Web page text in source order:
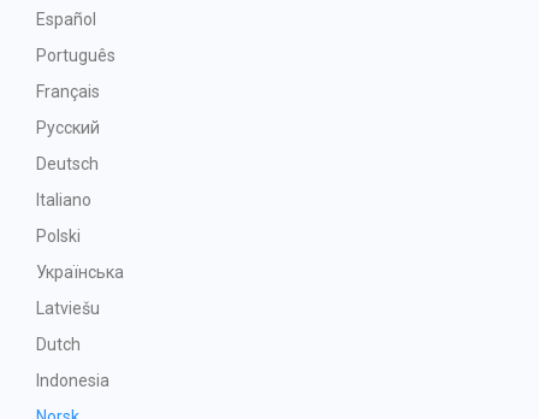
Español
Português
Français
Русский
Deutsch
Italiano
Polski
Українська
Latviešu
Dutch
Indonesia